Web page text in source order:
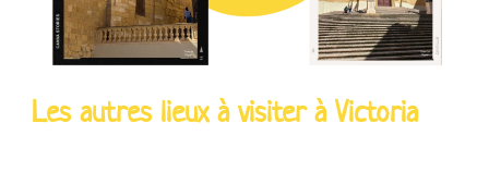
Les autres lieux à visiter à Victoria